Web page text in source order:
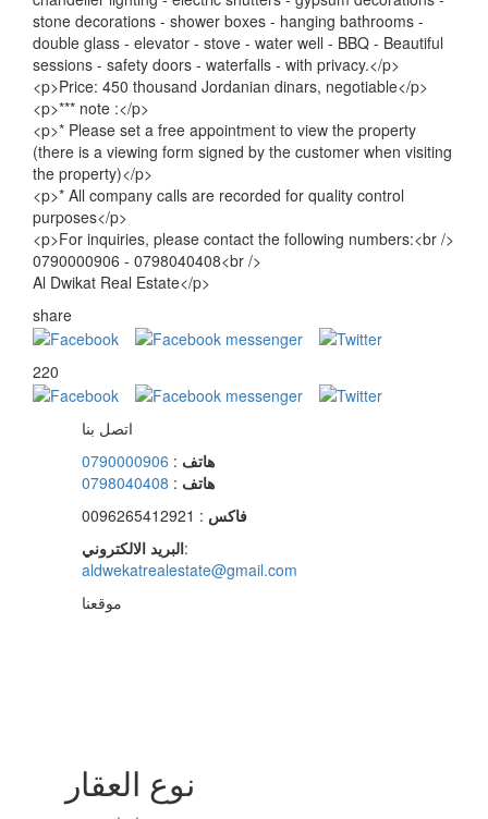
stone decorations - shower boxes - hanging bathrooms -
double glass - elevator - stove - water well - BBQ - Beautiful
sessions - safety doors - waterfalls - with privacy.</p>
<p>Price: 450 thousand Jordanian dinars, negotiable</p>
<p>*** note :</p>
<p>* Please set a free appointment to view the property
(there is a viewing form signed by the customer when visiting
the property)</p>
<p>* All company calls are recorded for quality control
purposes</p>
<p>For inquiries, please contact the following numbers:<br />
0790000906 - 0798040408<br />
Al Dwikat Real Estate</p>
share
220
اتصل بنا
هاتف :
0790000906
هاتف :
0798040408
فاكس : 0096265412921
البريد الالكتروني:
aldwekatrealestate@gmail.com
موقعنا
نوع العقار